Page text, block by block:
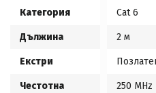
Категория Cat 6
Дължина 2 м
Екстри
Честотна
250 MHz